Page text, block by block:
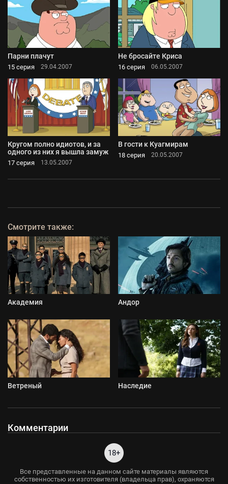
Парни плачут
15 серия 29.04.2007
Не бросайте Криса
16 серия 06.05.2007
Кругом полно идиотов, и за
одного из них я вышла замуж
17 серия 13.05.2007
В гости к Куагмирам
18 серия 20.05.2007
Смотрите также:
Академия Андор
Ветреный Наследие
Комментарии
18+
Все представленные на данном сайте материалы являются
собственностью их изготовителя (владельца прав), охраняются